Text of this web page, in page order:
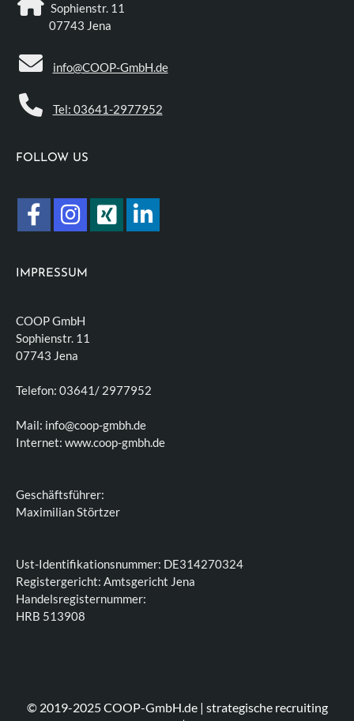
Sophienstr. 11
07743 Jena
info@COOP-GmbH.de
Tel: 03641-2977952
FOLLOW US
IMPRESSUM
COOP GmbH
Sophienstr. 11
07743 Jena
Telefon: 03641/ 2977952
Mail: info@coop-gmbh.de
Internet: www.coop-gmbh.de
Geschäftsführer:
Maximilian Störtzer
Ust-Identifikationsnummer: DE314270324
Registergericht: Amtsgericht Jena
Handelsregisternummer:
HRB 513908
© 2019-2025 COOP-GmbH.de | strategische recruiting